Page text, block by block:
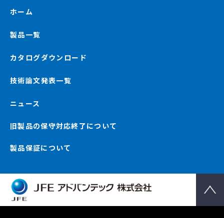
ホーム
製品一覧
カタログダウンロード
技術論文発表一覧
ニュース
旧製品の保守対応終了について
製品保証について